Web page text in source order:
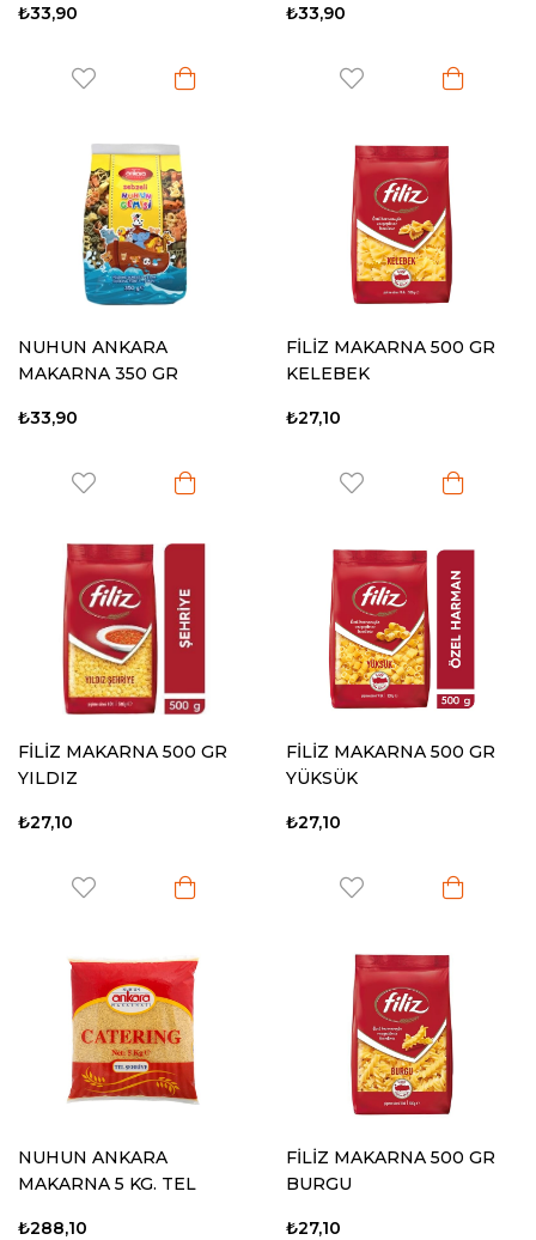
₺33,90
₺33,90
NUHUN ANKARA
MAKARNA 350 GR
₺33,90
FİLİZ MAKARNA 500 GR
KELEBEK
₺27,10
FİLİZ MAKARNA 500 GR
YILDIZ
₺27,10
FİLİZ MAKARNA 500 GR
YÜKSÜK
₺27,10
NUHUN ANKARA
MAKARNA 5 KG. TEL
₺288,10
FİLİZ MAKARNA 500 GR
BURGU
₺27,10